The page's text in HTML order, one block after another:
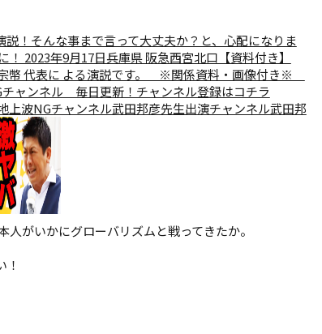
説！そんな事まで言って大丈夫か？と、心配になりま
2023年9月17日兵庫県 阪急西宮北口【資料付き】
幣 代表に よる演説です。 ※関係資料・画像付き※
ャンネル 毎日更新！チャンネル登録はコチラ
波NGチャンネル武田邦彦先生出演チャンネル武田邦
がいかにグローバリズムと戦ってきたか。